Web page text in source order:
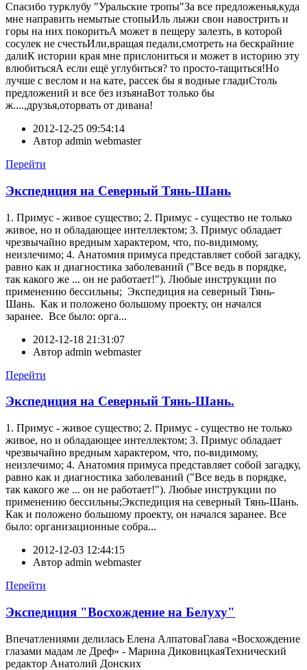
Спасибо турклубу "Уральские тропы"За все предложенья,куда
мне направить немытые стопыИль лыжи свои навострить и
горы на них покоритьА может в пещеру залезть, в которой
сосулек не счестьИли,вращая педали,смотреть на бескрайние
далиК истории края мне прислониться и может в историю эту
влюбитьсяА если ещё углубиться? то просто-тащиться!Но
лучше с веслом и на кате, рассек бы я водные гладиСтоль
предложений и все без изъянаВот только бы
ж....,друзья,оторвать от дивана!
2012-12-25 09:54:14
Автор admin webmaster
Перейти
Экспедиция на Северный Тянь-Шань
1. Примус - живое существо; 2. Примус - существо не только
живое, но и обладающее интеллектом; 3. Примус обладает
чрезвычайно вредным характером, что, по-видимому,
неизлечимо; 4. Анатомия примуса представляет собой загадку,
равно как и диагностика заболеваний ("Все ведь в порядке,
так какого же ... он не работает!"). Любые инструкции по
применению бессильны; Экспедиция на северный Тянь-
Шань. Как и положено большому проекту, он начался
заранее. Все было: орга...
2012-12-18 21:31:07
Автор admin webmaster
Перейти
Экспедиция на Северный Тянь-Шань.
1. Примус - живое существо; 2. Примус - существо не только
живое, но и обладающее интеллектом; 3. Примус обладает
чрезвычайно вредным характером, что, по-видимому,
неизлечимо; 4. Анатомия примуса представляет собой загадку,
равно как и диагностика заболеваний ("Все ведь в порядке,
так какого же ... он не работает!"). Любые инструкции по
применению бессильны;Экспедиция на северный Тянь-Шань.
Как и положено большому проекту, он начался заранее. Все
было: организационные собра...
2012-12-03 12:44:15
Автор admin webmaster
Перейти
Экспедиция "Восхождение на Белуху"
Впечатлениями делилась Елена АлпатоваГлава «Восхождение
глазами мадам ле Дреф» - Марина ДиковицкаяТехнический
редактор Анатолий Донских